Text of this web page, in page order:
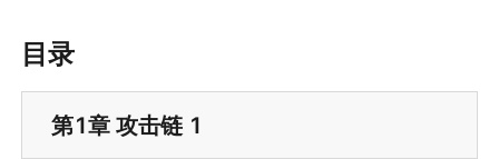
目录
第1章 攻击链 1